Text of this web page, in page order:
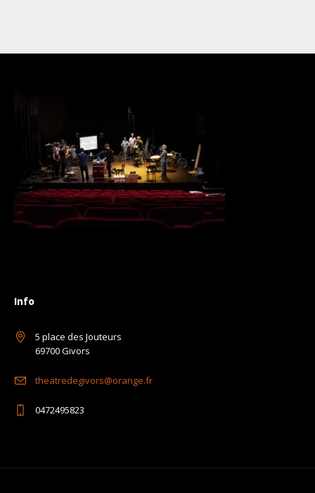
Info
5 place des Jouteurs
69700 Givors
theatredegivors@orange.fr
0472495823